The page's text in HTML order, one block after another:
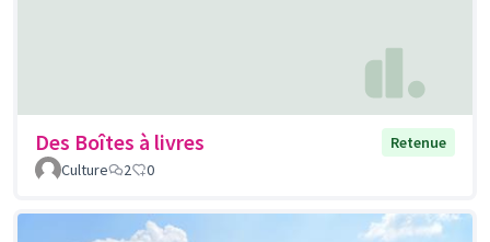
Des Boîtes à livres
Retenue
Culture
2 0